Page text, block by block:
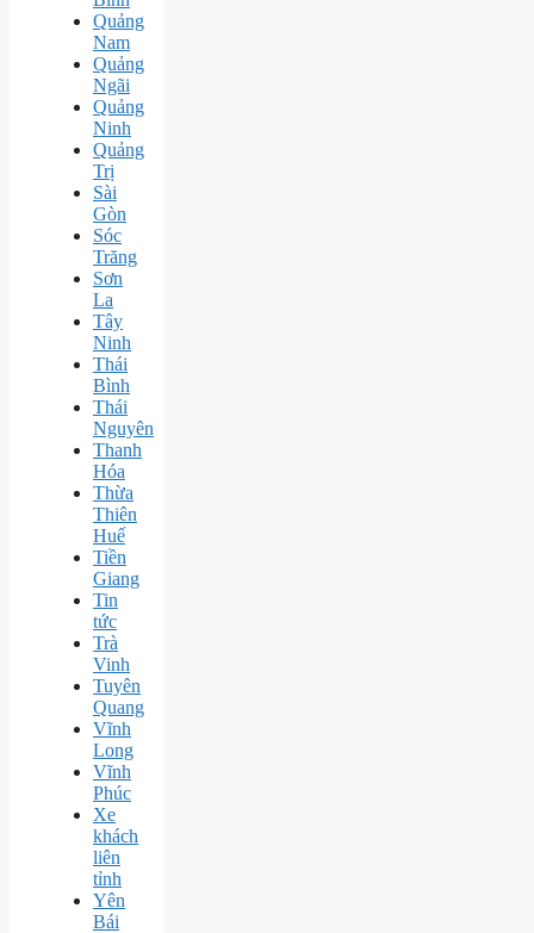
Quảng
Nam
Quảng
Ngãi
Quảng
Ninh
Quảng
Trị
Sài
Gòn
Sóc
Trăng
Sơn
La
Tây
Ninh
Thái
Bình
Thái
Nguyên
Thanh
Hóa
Thừa
Thiên
Huế
Tiền
Giang
Tin
tức
Trà
Vinh
Tuyên
Quang
Vĩnh
Long
Vĩnh
Phúc
Xe
khách
liên
tỉnh
Yên
Bái